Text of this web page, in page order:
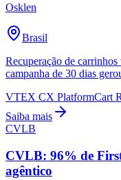
Osklen
Brasil
Recuperação de
campanha de 30 dias
VTEX CX PlatformCart
Saiba mais
CVLB
CVLB: 96% de
agêntico